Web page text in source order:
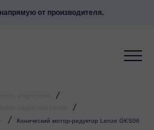
от производителя.
/
/
/ Конический мотор-редуктор Lenze GKS06